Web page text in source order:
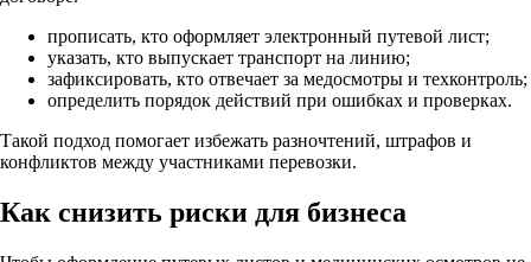
прописать, кто оформляет электронный путевой лист;
указать, кто выпускает транспорт на линию;
зафиксировать, кто отвечает за медосмотры и техконтроль;
определить порядок действий при ошибках и проверках.
Такой подход помогает избежать разночтений, штрафов и
конфликтов между участниками перевозки.
Как снизить риски для бизнеса